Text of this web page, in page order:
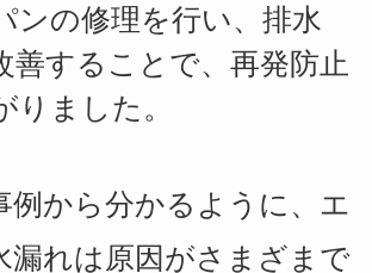
ンの修理を行い、排水
善することで、再発防止
りました。
例から分かるように、エ
漏れは原因がさまざまで